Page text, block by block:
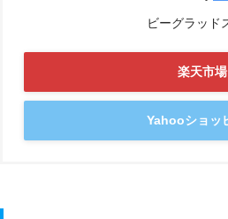
ビーグラッド
楽天市場
Yahooショッ